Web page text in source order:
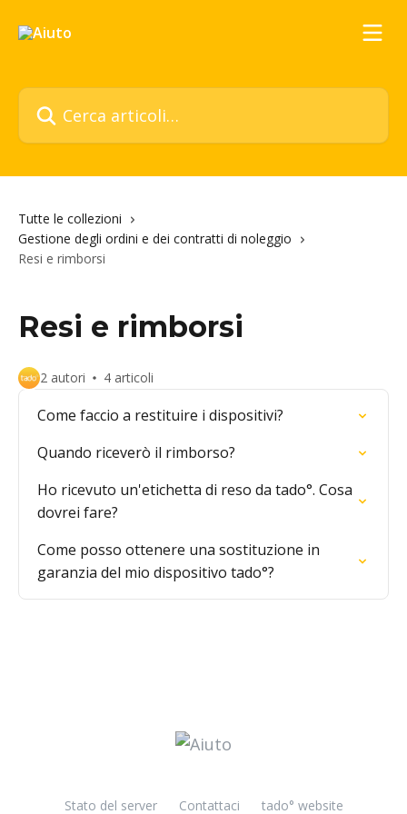
Cerca articoli…
Tutte le collezioni
Gestione degli ordini e dei contratti di noleggio
Resi e rimborsi
Resi e rimborsi
2 autori 4 articoli
Come faccio a restituire i dispositivi?
Quando riceverò il rimborso?
Ho ricevuto un'etichetta di reso da tado°. Cosa
dovrei fare?
Come posso ottenere una sostituzione in
garanzia del mio dispositivo tado°?
Stato del server Contattaci tado° website